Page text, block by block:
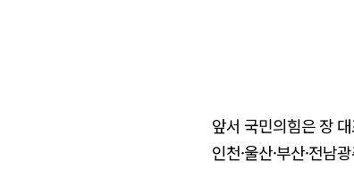
앞서 국민의힘은 장
인천·울산·부산·전남